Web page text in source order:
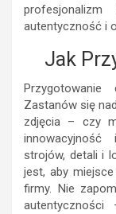
autentyczność i
Jak
Zastanów się
zdjęcia – czy
innowacyjność
strojów, detali i
jest, aby
firmy. Nie